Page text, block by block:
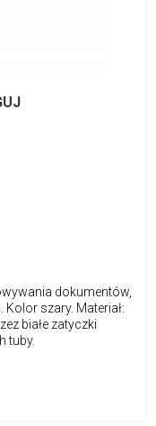
dokumentów,
szary. Materiał:
białe zatyczki
tuby.